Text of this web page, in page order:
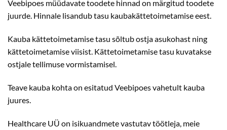
Veebipoes müüdavate toodete hinnad on märgitud toodete
juurde. Hinnale lisandub tasu kaubakättetoimetamise eest.
Kauba kättetoimetamise tasu sõltub ostja asukohast ning
kättetoimetamise viisist. Kättetoimetamise tasu kuvatakse
ostjale tellimuse vormistamisel.
Teave kauba kohta on esitatud Veebipoes vahetult kauba
juures.
Healthcare UÜ on isikuandmete vastutav töötleja, meie